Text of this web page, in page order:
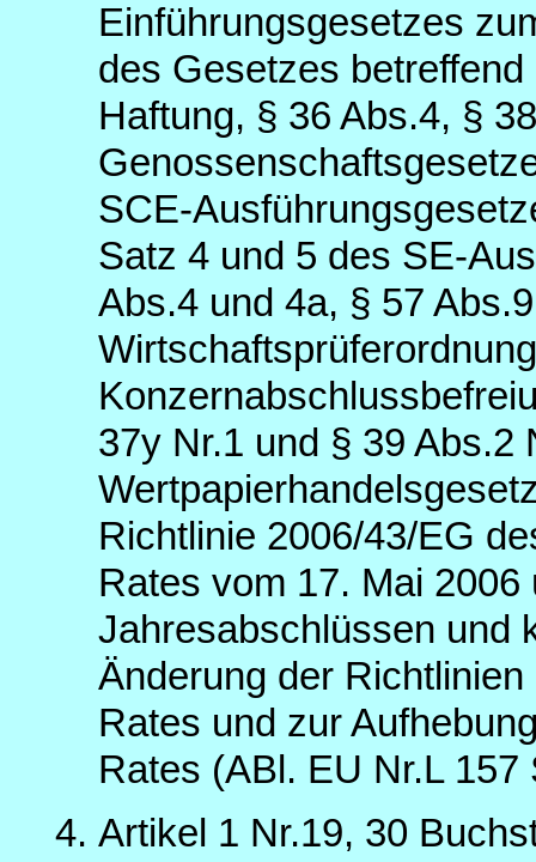
Einführungsgesetzes
des Gesetzes
Haftung, § 36 Abs.4, §
SCE-
Satz 4 und 5 des SE-
Abs.4 und 4a, § 57
37y Nr.1 und § 39 Abs.2
Richtlinie 2006/43/EG
Rates vom 17. Mai
Jahresabschlüssen und
Änderung der
Rates und zur
Rates (ABl. EU Nr.L 157
Artikel 1 Nr.19, 30